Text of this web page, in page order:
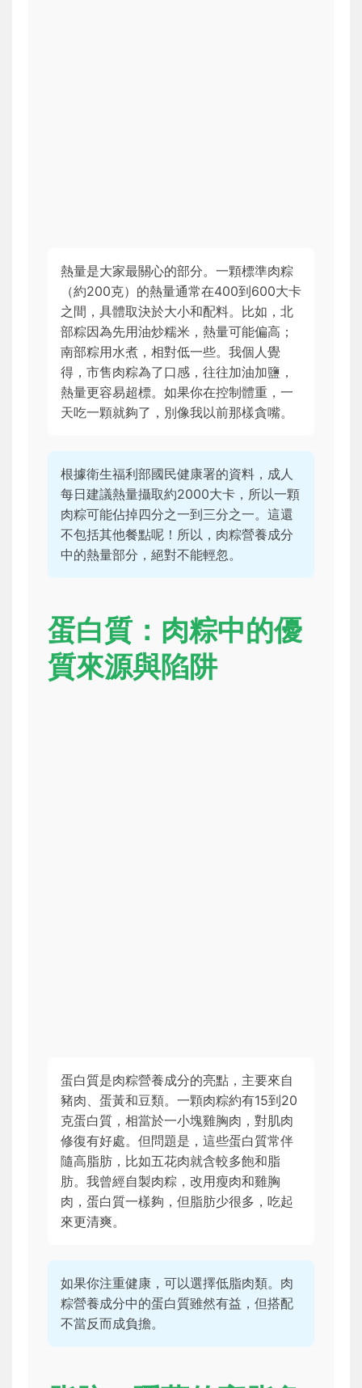
熱量是大家最關心的部分。一顆標準肉粽
（約200克）的熱量通常在400到600大卡
之間，具體取決於大小和配料。比如，北
部粽因為先用油炒糯米，熱量可能偏高；
南部粽用水煮，相對低一些。我個人覺
得，市售肉粽為了口感，往往加油加鹽，
熱量更容易超標。如果你在控制體重，一
天吃一顆就夠了，別像我以前那樣貪嘴。
根據衛生福利部國民健康署的資料，成人
每日建議熱量攝取約2000大卡，所以一顆
肉粽可能佔掉四分之一到三分之一。這還
不包括其他餐點呢！所以，肉粽營養成分
中的熱量部分，絕對不能輕忽。
蛋白質：肉粽中的優
質來源與陷阱
蛋白質是肉粽營養成分的亮點，主要來自
豬肉、蛋黃和豆類。一顆肉粽約有15到20
克蛋白質，相當於一小塊雞胸肉，對肌肉
修復有好處。但問題是，這些蛋白質常伴
隨高脂肪，比如五花肉就含較多飽和脂
肪。我曾經自製肉粽，改用瘦肉和雞胸
肉，蛋白質一樣夠，但脂肪少很多，吃起
來更清爽。
如果你注重健康，可以選擇低脂肉類。肉
粽營養成分中的蛋白質雖然有益，但搭配
不當反而成負擔。